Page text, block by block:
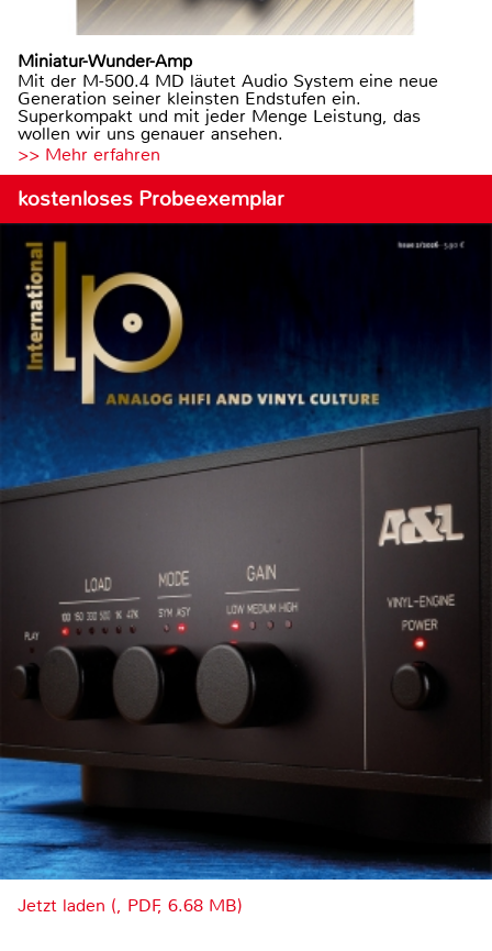
Miniatur-Wunder-Amp
Mit der M-500.4 MD läutet Audio System eine neue
Generation seiner kleinsten Endstufen ein.
Superkompakt und mit jeder Menge Leistung, das
wollen wir uns genauer ansehen.
>> Mehr erfahren
kostenloses Probeexemplar
Jetzt laden (, PDF, 6.68 MB)